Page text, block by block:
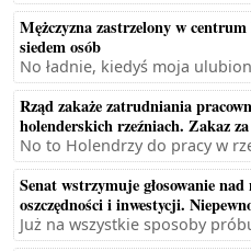
Mężczyzna zastrzelony w
siedem osób
No ładnie, kiedyś moja
Rząd zakaże zatrudniania
holenderskich rzeźniach. Zakaz
No to Holendrzy do pracy w
Senat wstrzymuje głosowanie
oszczędności i inwestycji.
Już na wszystkie sposoby